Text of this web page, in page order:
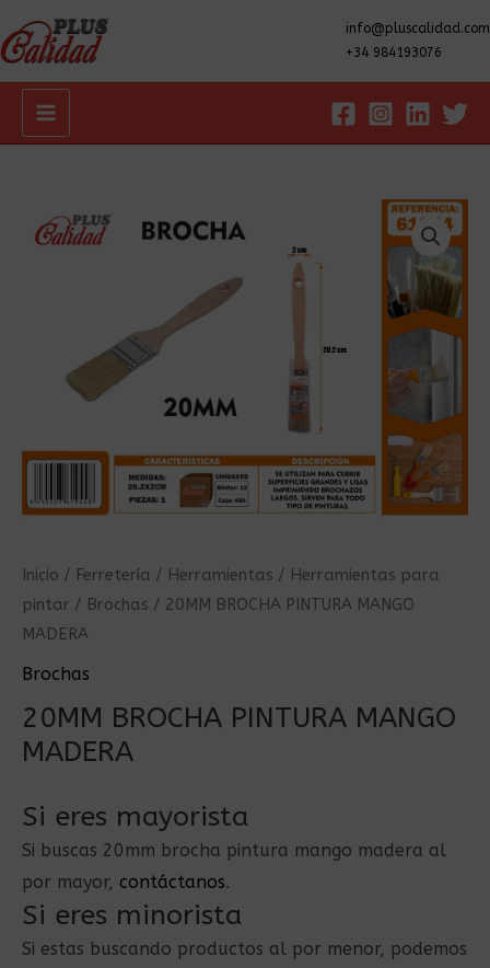
info@pluscalidad.com
+34 984193076
Main
Inicio / Ferretería / Herramientas / Herramientas para
pintar / Brochas / 20MM BROCHA PINTURA MANGO
MADERA
Brochas
20MM BROCHA PINTURA MANGO
MADERA
Si eres mayorista
Si buscas 20mm brocha pintura mango madera al
por mayor, contáctanos.
Si eres minorista
Si estas buscando productos al por menor, podemos